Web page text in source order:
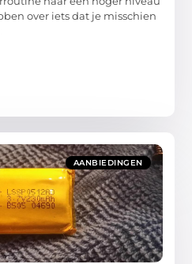
over iets dat je misschien
AANBIEDINGEN